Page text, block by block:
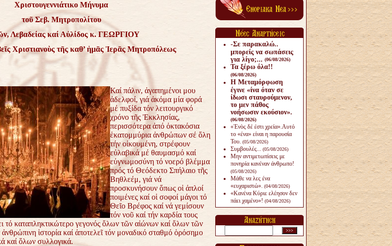
Χριστουγεννιάτικο Μήνυμα
τοῦ Σεβ. Μητροπολίτου
Λεβαδείας καί Αὐλίδος κ. ΓΕΩΡΓΙΟΥ
Χριστιανοὺς τῆς καθ’ ἡμᾶς Ἱερᾶς Μητροπόλεως
Καί πάλιν, ἀγαπημένοι μου
ἀδελφοί, γιά ἀκόμα μία φορά
μέ πυξίδα τόν λειτουργικό
χρόνο τῆς Ἐκκλησίας,
περισσότερα ἀπό ὀκτακόσια
ἑκατομμύρια ἀνθρώπων σέ ὅλη
τήν οἰκουμένη, στρέφουν
εὐλαβικά μέ θαυμασμό καί
εὐγνωμοσύνη τό νοερό βλέμμα
πρός τό Θεόδεκτο Σπήλαιο τῆς
Βηθλεέμ, γιά νά
προσκυνήσουν ὅπως οἱ ἁπλοί
ποιμένες καί οἱ σοφοί μάγοι τό
Θεῖο Βρέφος καί νά γεμίσουν
τόν νοῦ καί τήν καρδία τους
τό καταπληκτικώτερο γεγονός ὅλων τῶν αἰώνων καί ὅλων τῶν
ἀνθρώπινη ἱστορία καί ἀποτελεῖ τόν μοναδικό σταθμό ὁρόσημο
καί ὅλων συλλογικά.
-Σε παρακαλώ..
μπορείς να σωπάσεις
για λίγο;... (06/08/2026)
Τα ξέρω όλα!!
(06/08/2026)
Η Μεταμόρφωση
έγινε «ίνα όταν σε
ίδωσι σταυρούμενον,
το μεν πάθος
νοήσωσιν εκούσιον».
(06/08/2026)
«Ἑνὸς δέ ἐστι χρεία».Αυτό
το «ένα» είναι η παρουσία
Του. (05/08/2026)
Συμβουλές... (05/08/2026)
Μην αντιμετωπίσεις με
πονηρία κανέναν άνθρω­πο!
(05/08/2026)
Μάθε να λες ένα
«ευχαριστώ». (04/08/2026)
«Κανένα Κύριε ελέησον δεν
πάει χαμένο»! (04/08/2026)